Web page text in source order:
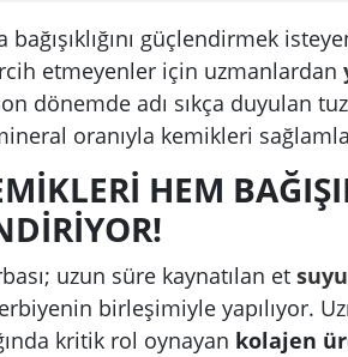
bağışıklığını güçlendirmek
etmeyenler için uzmanlardan
dönemde adı sıkça duyulan
oranıyla kemikleri
HEM
uzun süre kaynatılan et suyu
birleşimiyle yapılıyor.
kritik rol oynayan kolajen